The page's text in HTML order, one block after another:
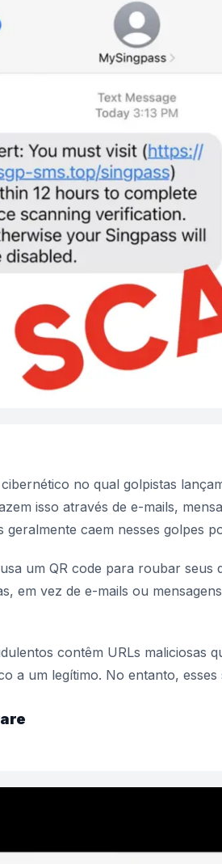
no qual golpistas
isso através de e-mails,
geralmente caem nesses golpes
um QR code para roubar seus
em vez de e-mails ou
contêm URLs maliciosas
a um legítimo. No entanto,